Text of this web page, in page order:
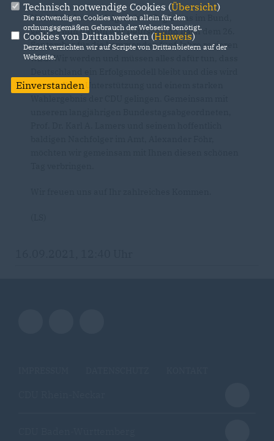
Nach 16 Jahren erfolgreichen Regierens im Bund,
geht es nun darum wer Deutschland nach dem 26.
September für die kommenden fünf Jahre regieren
wird. Wir werden und müssen alles dafür tun, dass
nur mit Ihrer Unterstützung und einem starken
Technisch notwendige Cookies (Übersicht)
Die notwendigen Cookies werden allein für den
ordnungsgemäßen Gebrauch der Webseite benötigt.
Cookies von Drittanbietern (Hinweis)
Derzeit verzichten wir auf Scripte von Drittanbietern auf der
Webseite.
Einverstanden